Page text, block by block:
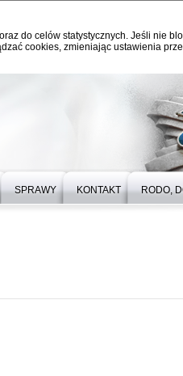
do celów statystycznych. Jeśli nie
cookies, zmieniając ustawienia
SPRAWY KONTAKT RODO,